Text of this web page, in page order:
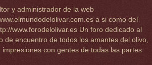
y administrador de la web
a si como del
www.forodelolivar.es Un foro dedicado al
de encuentro de todos los amantes del olivo,
con gentes de todas las partes